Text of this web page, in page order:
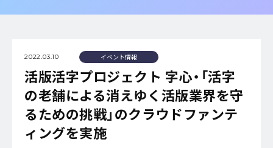
2022.03.10 イベント情報
活版活字プロジェクト 字心・「活字
の老舗による消えゆく活版業界を守
るための挑戦」のクラウドファンテ
ィングを実施